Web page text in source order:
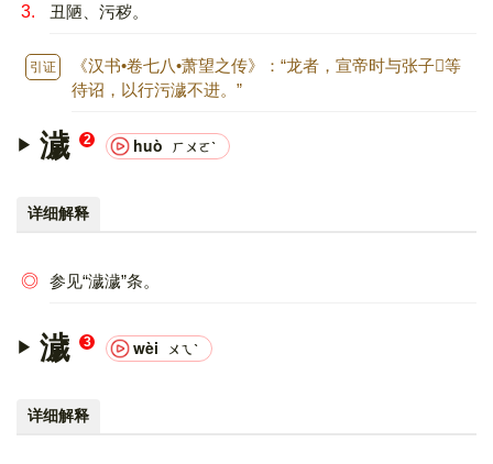
3. 丑陋、污秽。
引证 ：
《汉书•卷七八•萧望之传》：“龙者，宣帝时与张子𫊸等
待诏，以行污濊不进。”
濊 2 huò ㄏㄨㄛˋ
详细解释
◎ 参见“濊濊”条。
濊 3 wèi ㄨㄟˋ
详细解释